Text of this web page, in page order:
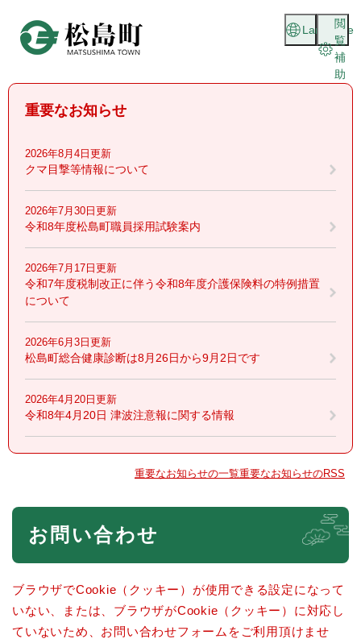
頭
閲
覧
補
助
Language
重要なお知らせ
2026年8月4日更新
クマ目撃等情報について
2026年7月30日更新
令和8年度松島町職員採用試験案内
2026年7月17日更新
令和7年度税制改正に伴う令和8年度介護保険料の特例措置
について
2026年6月3日更新
松島町総合健康診断は8月26日から9月2日です
2026年4月20日更新
令和8年4月20日 津波注意報に関する情報
重要なお知らせの一覧重要なお知らせのRSS
本
お問い合わせ
ブラウザでCookie（クッキー）が使用できる設定になって
いない、または、ブラウザがCookie（クッキー）に対応し
ていないため、お問い合わせフォームをご利用頂けませ